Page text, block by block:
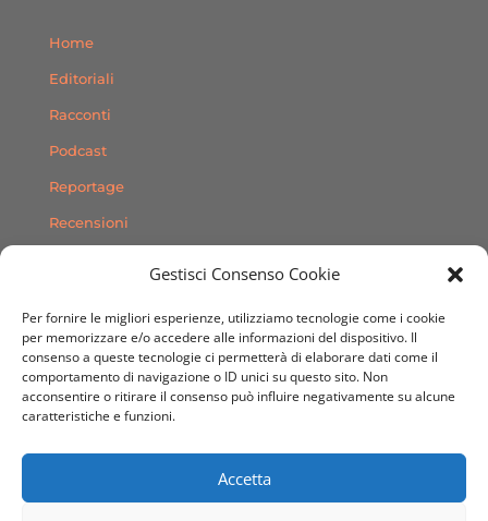
Gestisci Consenso Cookie
Per fornire le migliori esperienze, utilizziamo tecnologie come i cookie
per memorizzare e/o accedere alle informazioni del dispositivo. Il
consenso a queste tecnologie ci permetterà di elaborare dati come il
comportamento di navigazione o ID unici su questo sito. Non
acconsentire o ritirare il consenso può influire negativamente su alcune
caratteristiche e funzioni.
Accetta
Home
Editoriali
Racconti
Podcast
Reportage
Recensioni
Contatti
SEGUICI SUI SOCIAL